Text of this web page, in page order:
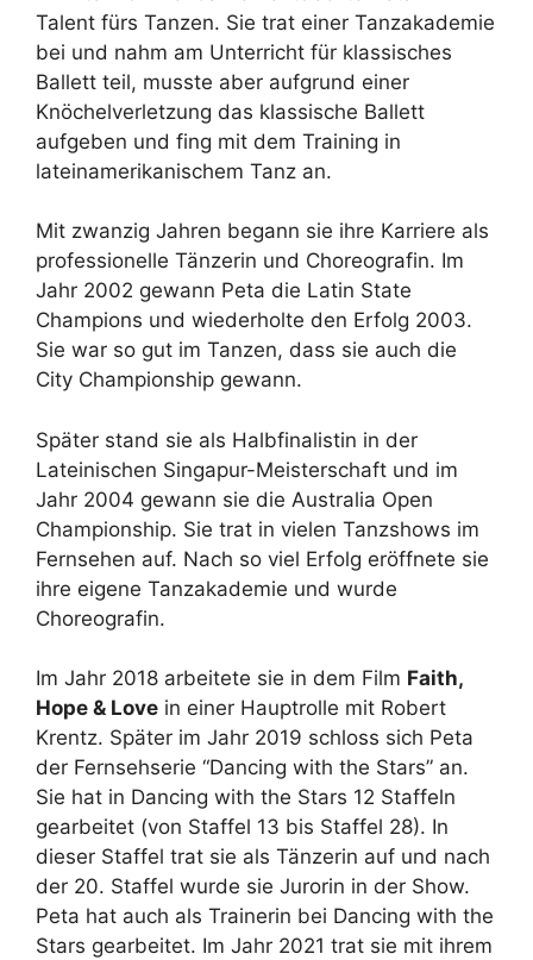
Talent fürs Tanzen. Sie trat einer Tanzakademie
bei und nahm am Unterricht für klassisches
Ballett teil, musste aber aufgrund einer
Knöchelverletzung das klassische Ballett
aufgeben und fing mit dem Training in
lateinamerikanischem Tanz an.
Mit zwanzig Jahren begann sie ihre Karriere als
professionelle Tänzerin und Choreografin. Im
Jahr 2002 gewann Peta die Latin State
Champions und wiederholte den Erfolg 2003.
Sie war so gut im Tanzen, dass sie auch die
City Championship gewann.
Später stand sie als Halbfinalistin in der
Lateinischen Singapur-Meisterschaft und im
Jahr 2004 gewann sie die Australia Open
Championship. Sie trat in vielen Tanzshows im
Fernsehen auf. Nach so viel Erfolg eröffnete sie
ihre eigene Tanzakademie und wurde
Choreografin.
Im Jahr 2018 arbeitete sie in dem Film Faith,
Hope & Love in einer Hauptrolle mit Robert
Krentz. Später im Jahr 2019 schloss sich Peta
der Fernsehserie “Dancing with the Stars” an.
Sie hat in Dancing with the Stars 12 Staffeln
gearbeitet (von Staffel 13 bis Staffel 28). In
dieser Staffel trat sie als Tänzerin auf und nach
der 20. Staffel wurde sie Jurorin in der Show.
Peta hat auch als Trainerin bei Dancing with the
Stars gearbeitet. Im Jahr 2021 trat sie mit ihrem